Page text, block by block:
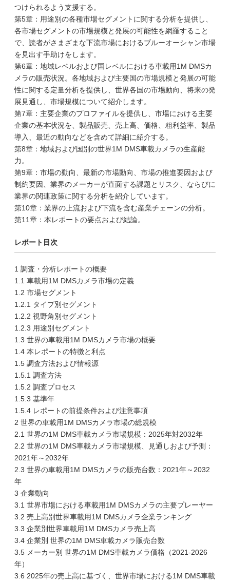
つけられるよう支援する。
第5章：用途別の各種市場セグメントに関する分析を提供し、
各市場セグメントの市場規模と発展の可能性を網羅すること
で、読者がさまざまな下流市場におけるブルーオーシャン市場
を見出す手助けをします。
第6章：地域レベルおよび国レベルにおける車載用1M DMSカ
メラの販売状況。各地域および主要国の市場規模と発展の可能
性に関する定量分析を提供し、世界各国の市場動向、将来の発
展見通し、市場規模について紹介します。
第7章：主要企業のプロファイルを提供し、市場における主要
企業の基本状況を、製品販売、売上高、価格、粗利益率、製品
導入、最近の動向などを含めて詳細に紹介する。
第8章：地域および国別の世界1M DMS車載カメラの生産能
力。
第9章：市場の動向、最新の市場動向、市場の推進要因および
制約要因、業界のメーカーが直面する課題とリスク、ならびに
業界の関連政策に関する分析を紹介しています。
第10章：業界の上流および下流を含む産業チェーンの分析。
第11章：本レポートの要点および結論。
レポート目次
1 調査・分析レポートの概要
1.1 車載用1M DMSカメラ市場の定義
1.2 市場セグメント
1.2.1 タイプ別セグメント
1.2.2 視野角別セグメント
1.2.3 用途別セグメント
1.3 世界の車載用1M DMSカメラ市場の概要
1.4 本レポートの特徴と利点
1.5 調査方法および情報源
1.5.1 調査方法
1.5.2 調査プロセス
1.5.3 基準年
1.5.4 レポートの前提条件および注意事項
2 世界の車載用1M DMSカメラ市場の総規模
2.1 世界の1M DMS車載カメラ市場規模：2025年対2032年
2.2 世界の1M DMS車載カメラ市場規模、見通しおよび予測：
2021年～2032年
2.3 世界の車載用1M DMSカメラの販売台数：2021年～2032
年
3 企業動向
3.1 世界市場における車載用1M DMSカメラの主要プレーヤー
3.2 売上高別世界車載用1M DMSカメラ企業ランキング
3.3 企業別世界車載用1M DMSカメラ売上高
3.4 企業別 世界の1M DMS車載カメラ販売台数
3.5 メーカー別 世界の1M DMS車載カメラ価格（2021-2026
年）
3.6 2025年の売上高に基づく、世界市場における1M DMS車載